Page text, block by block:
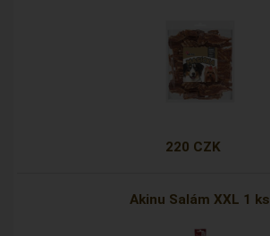
220 CZK
Akinu Salám XXL 1 ks